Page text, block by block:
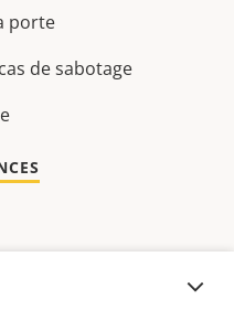
porte
de sabotage